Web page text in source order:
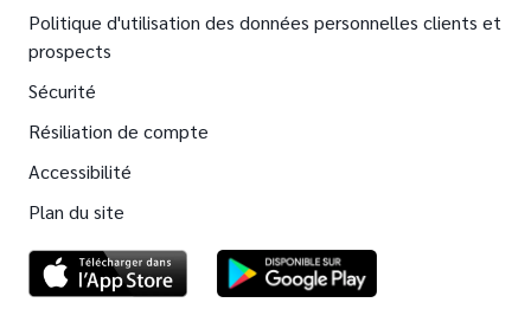
Politique d'utilisation des données personnelles clients et
prospects
Sécurité
Résiliation de compte
Accessibilité
Plan du site